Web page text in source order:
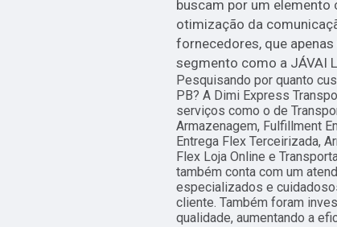
buscam por um elemento
otimização da
fornecedores, que
segmento como a JÁVAI
Pesquisando por quanto
PB? A Dimi Express
serviços como o de
Armazenagem, Fulfillment
Entrega Flex Terceirizada,
Flex Loja Online e
também conta com um
especializados e
cliente. Também foram
qualidade, aumentando a